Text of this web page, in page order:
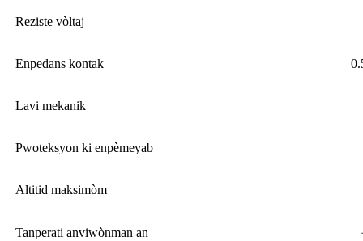
Reziste vòltaj
Enpedans kontak
Lavi mekanik
Pwoteksyon ki enpèmeyab
Altitid maksimòm
Tanperati anviwònman an